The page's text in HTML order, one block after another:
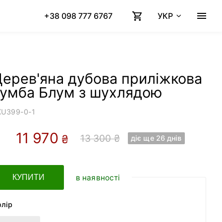
+38 098 777 6767 УКР
дубова приліжкова
Блум з шухлядою
399-0-1
11 970 ₴ 13 300 ₴ діє ще 26 днів
КУПИТИ в наявності